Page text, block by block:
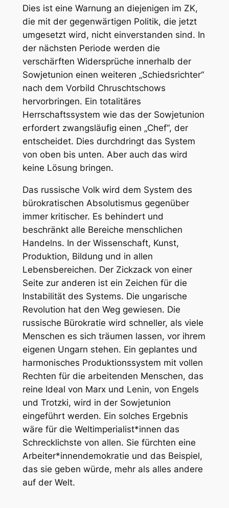
Dies ist eine Warnung an diejenigen im ZK,
die mit der gegenwärtigen Politik, die jetzt
umgesetzt wird, nicht einverstanden sind. In
der nächsten Periode werden die
verschärften Widersprüche innerhalb der
Sowjetunion einen weiteren „Schiedsrichter“
nach dem Vorbild Chruschtschows
hervorbringen. Ein totalitäres
Herrschaftssystem wie das der Sowjetunion
erfordert zwangsläufig einen „Chef“, der
entscheidet. Dies durchdringt das System
von oben bis unten. Aber auch das wird
keine Lösung bringen.
Das russische Volk wird dem System des
bürokratischen Absolutismus gegenüber
immer kritischer. Es behindert und
beschränkt alle Bereiche menschlichen
Handelns. In der Wissenschaft, Kunst,
Produktion, Bildung und in allen
Lebensbereichen. Der Zickzack von einer
Seite zur anderen ist ein Zeichen für die
Instabilität des Systems. Die ungarische
Revolution hat den Weg gewiesen. Die
russische Bürokratie wird schneller, als viele
Menschen es sich träumen lassen, vor ihrem
eigenen Ungarn stehen. Ein geplantes und
harmonisches Produktionssystem mit vollen
Rechten für die arbeitenden Menschen, das
reine Ideal von Marx und Lenin, von Engels
und Trotzki, wird in der Sowjetunion
eingeführt werden. Ein solches Ergebnis
wäre für die Weltimperialist*innen das
Schrecklichste von allen. Sie fürchten eine
Arbeiter*innendemokratie und das Beispiel,
das sie geben würde, mehr als alles andere
auf der Welt.